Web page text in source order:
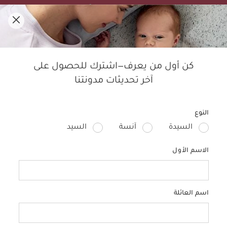
تنزيلات الصيف! تسوقي الأفضل مبيعًا بخصم لغاية 50%.
الحمل
كن أول من يعرف—اشترك للحصول على
آخر تحديثات مدونتنا
النوع
السيدة آنسة السيد
الاسم الأول
اسم العائلة